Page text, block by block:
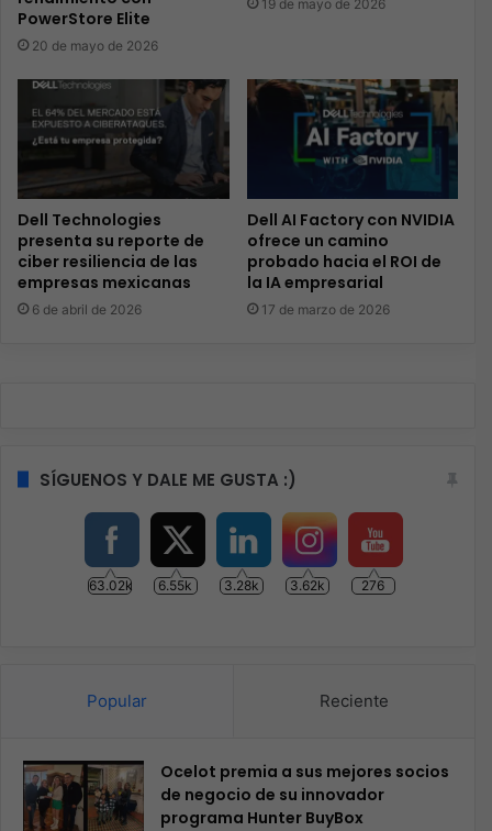
PowerStore Elite
20 de mayo de 2026
19 de mayo de 2026
Dell Technologies
presenta su reporte de
ciber resiliencia de las
empresas mexicanas
6 de abril de 2026
Dell AI Factory con NVIDIA
ofrece un camino
probado hacia el ROI de
la IA empresarial
17 de marzo de 2026
SÍGUENOS Y DALE ME GUSTA :)
63.02k 6.55k 3.28k 3.62k 276
Popular Reciente
Ocelot premia a sus mejores socios
de negocio de su innovador
programa Hunter BuyBox